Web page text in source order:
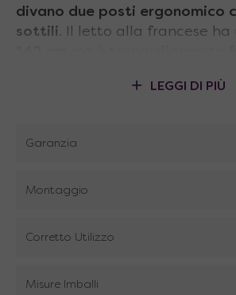
divano due posti ergonomico
sottili. Il letto alla francese ha
risparmio di
Punti di forza
e calibrate per un’apertura
LEGGI DI PIÙ
Garanzia
Montaggio
Corretto Utilizzo
Misure Imballi